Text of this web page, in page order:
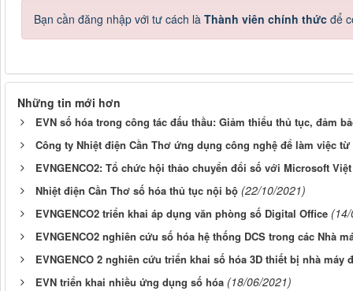
Bạn cần đăng nhập với tư cách là Thành viên chính thức để
Những tin mới hơn
EVN số hóa trong công tác đấu thầu: Giảm thiểu thủ tục, đảm
Công ty Nhiệt điện Cần Thơ ứng dụng công nghệ để làm việc từ
EVNGENCO2: Tổ chức hội thảo chuyển đổi số với Microsoft
Nhiệt điện Cần Thơ số hóa thủ tục nội bộ (22/10/2021)
EVNGENCO2 triển khai áp dụng văn phòng số Digital Office
EVNGENCO2 nghiên cứu số hóa hệ thống DCS trong các Nhà
EVNGENCO 2 nghiên cứu triển khai số hóa 3D thiết bị nhà máy
EVN triển khai nhiều ứng dụng số hóa (18/06/2021)